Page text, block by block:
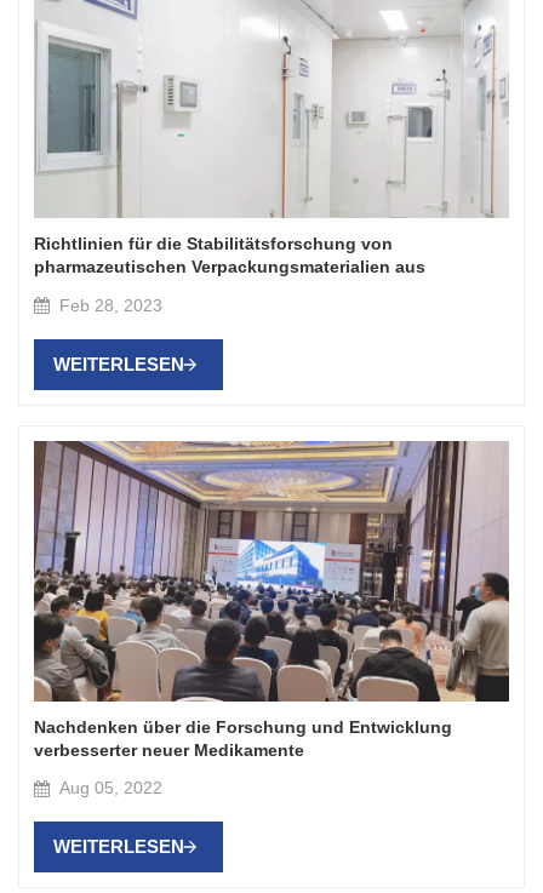
Richtlinien für die Stabilitätsforschung von
pharmazeutischen Verpackungsmaterialien aus
Feb 28, 2023
WEITERLESEN
Nachdenken über die Forschung und Entwicklung
verbesserter neuer Medikamente
Aug 05, 2022
WEITERLESEN